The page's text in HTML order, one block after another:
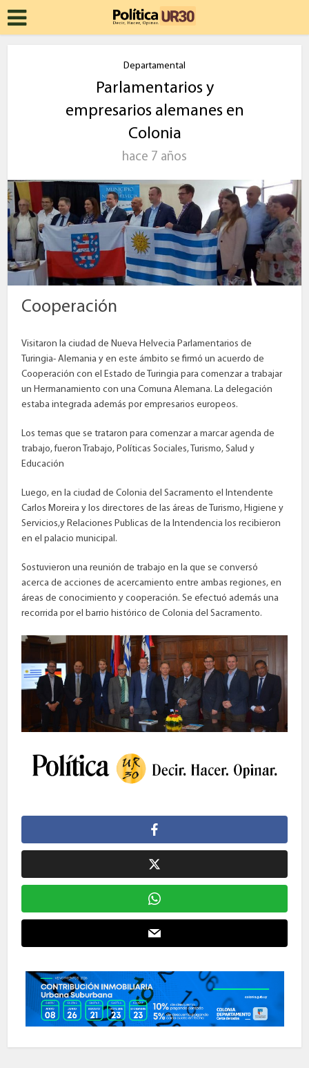
Departamental
Parlamentarios y
empresarios alemanes en
Colonia
hace 7 años
Cooperación
Visitaron la ciudad de Nueva Helvecia Parlamentarios de
Turingia- Alemania y en este ámbito se firmó un acuerdo de
Cooperación con el Estado de Turingia para comenzar a trabajar
un Hermanamiento con una Comuna Alemana. La delegación
estaba integrada además por empresarios europeos.
Los temas que se trataron para comenzar a marcar agenda de
trabajo, fueron Trabajo, Políticas Sociales, Turismo, Salud y
Educación
Luego, en la ciudad de Colonia del Sacramento el Intendente
Carlos Moreira y los directores de las áreas de Turismo, Higiene y
Servicios,y Relaciones Publicas de la Intendencia los recibieron
en el palacio municipal.
Sostuvieron una reunión de trabajo en la que se conversó
acerca de acciones de acercamiento entre ambas regiones, en
áreas de conocimiento y cooperación. Se efectuó además una
recorrida por el barrio histórico de Colonia del Sacramento.